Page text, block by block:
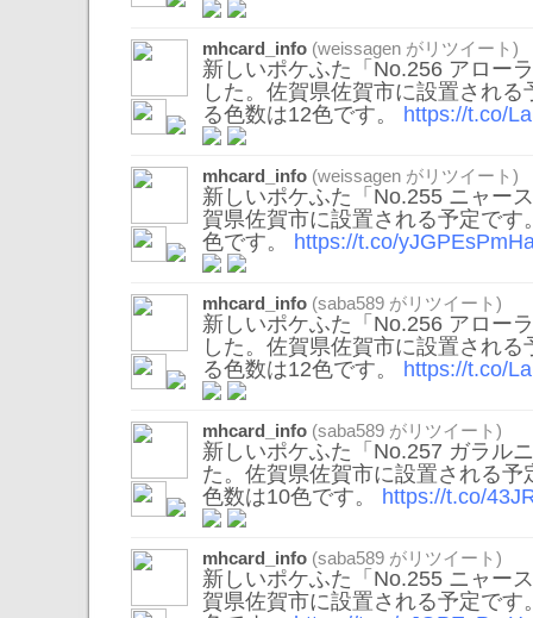
mhcard_info (weissagen がリツイート)
新しいポケふた「No.256 アロー
した。佐賀県佐賀市に設置され
る色数は12色です。 https://t.co/
mhcard_info (weissagen がリツイート)
新しいポケふた「No.255 ニャー
賀県佐賀市に設置される予定で
色です。 https://t.co/
mhcard_info (saba589 がリツイート)
新しいポケふた「No.256 アロー
した。佐賀県佐賀市に設置され
る色数は12色です。 https://t.co/
mhcard_info (saba589 がリツイート)
新しいポケふた「No.257 ガラル
た。佐賀県佐賀市に設置される
色数は10色です。 https://t.co/
mhcard_info (saba589 がリツイート)
新しいポケふた「No.255 ニャー
賀県佐賀市に設置される予定で